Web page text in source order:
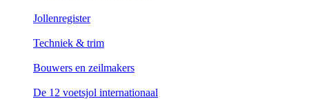
Jollenregister
Techniek & trim
Bouwers en zeilmakers
De 12 voetsjol internationaal